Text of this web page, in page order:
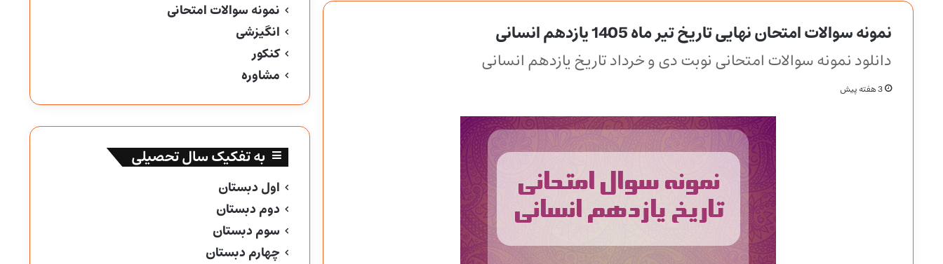
نمونه سوالات امتحان نهایی تاریخ تیر ماه 1405 یازدهم انسانی
دانلود نمونه سوالات امتحانی نوبت دی و خرداد تاریخ یازدهم انسانی
3 هفته پیش
نمونه سوالات امتحانی
انگیزشی
کنکور
مشاوره
به تفکیک سال تحصیلی
اول دبستان
دوم دبستان
سوم دبستان
چهارم دبستان